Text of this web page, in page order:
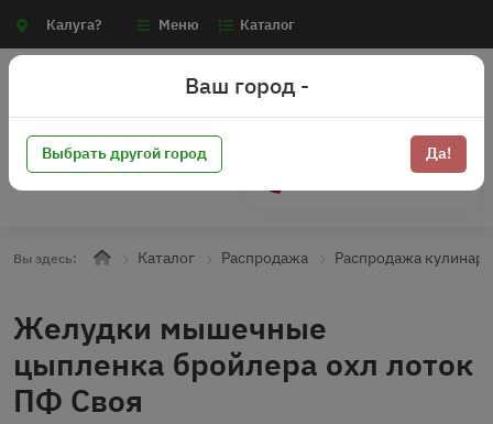
Калуга? Меню Каталог
Вы здесь: Каталог Распродажа Распродажа
Желудки мышечные
цыпленка бройлера охл лоток
ПФ Своя
Ваш город -
Выбрать другой город Да!